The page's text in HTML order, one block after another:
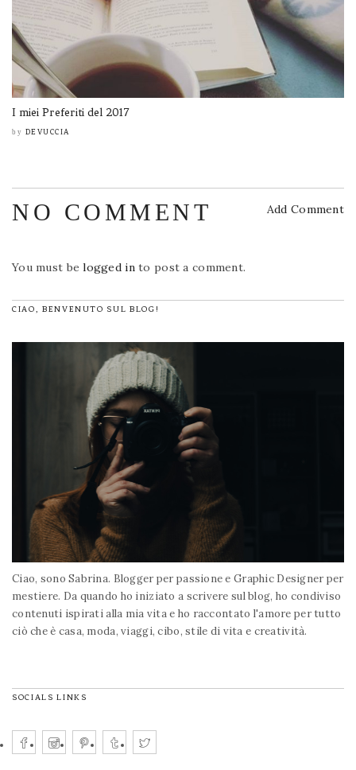
I miei Preferiti del 2017
by DEVUCCIA
NO COMMENT Add Comment
You must belogged into post a comment.
CIAO, BENVENUTO SUL BLOG!
Ciao, sono Sabrina. Blogger per passione e Graphic Designer per
mestiere. Da quando ho iniziato a scrivere sul blog, ho condiviso
contenuti ispirati alla mia vita e ho raccontato l'amore per tutto
ciò che è casa, moda, viaggi, cibo, stile di vita e creatività.
SOCIALS LINKS